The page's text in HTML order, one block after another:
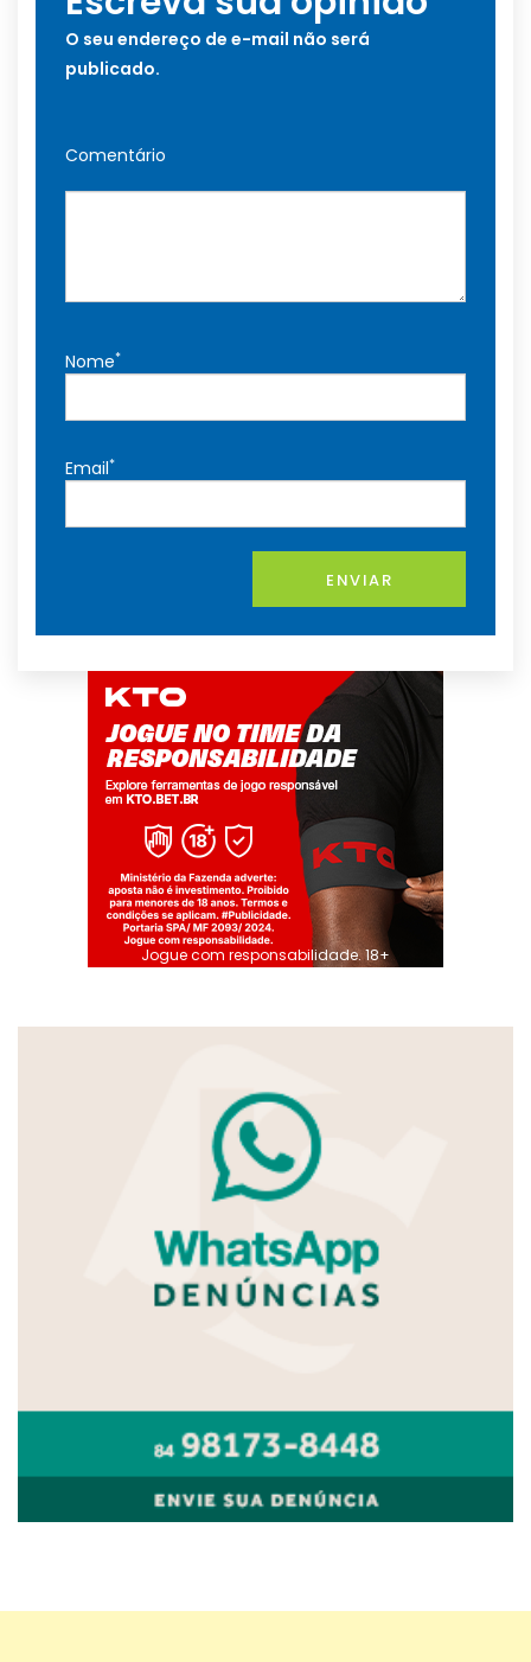
O seu endereço de e-mail não será
publicado.
Comentário
Nome*
Email*
ENVIAR
Jogue com responsabilidade. 18+